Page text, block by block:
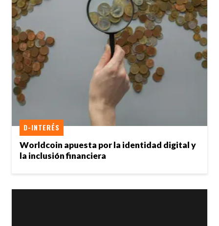
Worldcoin apuesta por la identidad digital y
la inclusión financiera
D-INTERÉS